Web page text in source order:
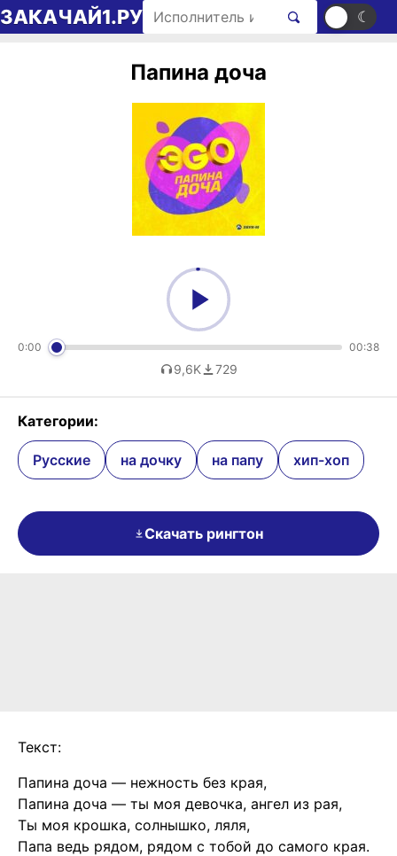
Перейти к содержимому
ЗАКАЧАЙ1.РУ Поиск рингтонов ☀ ☾
Папина доча
0:00 00:38
9,6K 729
Категории:
Русские на дочку на папу хип-хоп
Скачать рингтон
Текст:
Папина доча — нежность без края,
Папина доча — ты моя девочка, ангел из рая,
Ты моя крошка, солнышко, ляля,
Папа ведь рядом, рядом с тобой до самого края.